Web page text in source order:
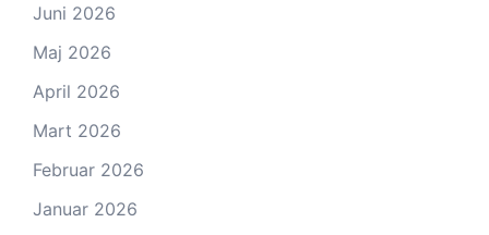
Juni 2026
Maj 2026
April 2026
Mart 2026
Februar 2026
Januar 2026